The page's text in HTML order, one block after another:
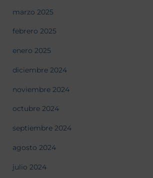
marzo 2025
febrero 2025
enero 2025
diciembre 2024
noviembre 2024
octubre 2024
septiembre 2024
agosto 2024
julio 2024